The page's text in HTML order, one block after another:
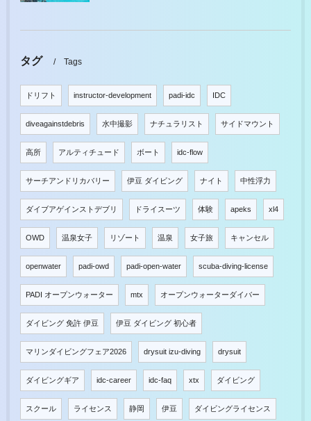
タグ Tags
ドリフト instructor-development padi-idc IDC
diveagainstdebris 水中撮影 ナチュラリスト サイドマウント
高所 アルティチュード ボート idc-flow
サーチアンドリカバリー 伊豆 ダイビング ナイト 中性浮力
ダイブアゲインストデブリ ドライスーツ 体験 apeks xl4
OWD 温泉女子 リゾート 温泉 女子旅 キャンセル
openwater padi-owd padi-open-water scuba-diving-license
PADI オープンウォーター mtx オープンウォーターダイバー
ダイビング 免許 伊豆 伊豆 ダイビング 初心者
マリンダイビングフェア2026 drysuit izu-diving drysuit
ダイビングギア idc-career idc-faq xtx ダイビング
スクール ライセンス 静岡 伊豆 ダイビングライセンス